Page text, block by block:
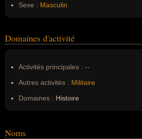
Sexe : Masculin
Domaines d'activité
Activités principales : --
Autres activités : Militaire
Domaines : Histoire
Noms